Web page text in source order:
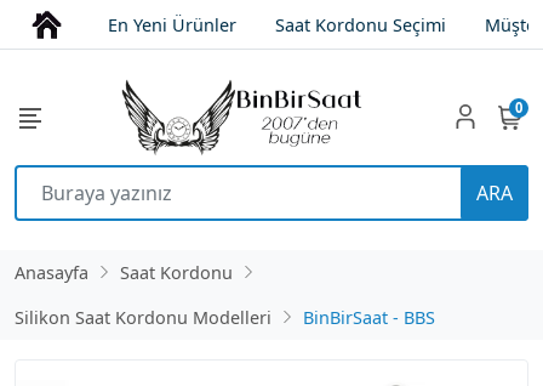
En Yeni Ürünler Saat Kordonu Seçimi
ARA
0
Anasayfa
Saat Kordonu
Silikon Saat Kordonu Modelleri
BinBirSaat - BBS